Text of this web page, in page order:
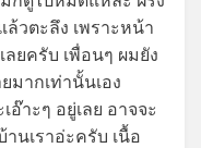
วตะลึง เพราะหน้า
ยครับ เพื่อนๆ ผมยัง
มากเท่านั้นเอง
าะๆ อยู่เลย อาจจะ
นเราอ่ะครับ เนื้อ